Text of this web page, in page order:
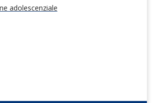
adolescenziale